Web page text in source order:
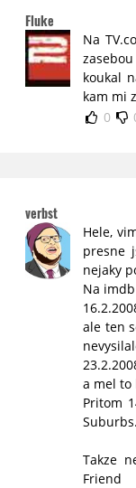
Fluke
Na
koukal
kam mi
0
verbst
Hele,
presne
nejaky
Na
ale ten
a mel to
Pritom
Takze
Friend